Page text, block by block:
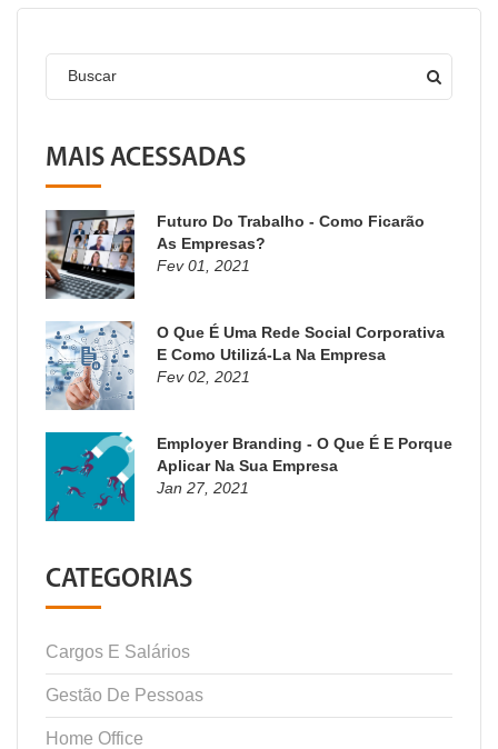
Buscar
MAIS ACESSADAS
Futuro Do Trabalho - Como Ficarão
As Empresas?
Fev 01, 2021
O Que É Uma Rede Social Corporativa
E Como Utilizá-La Na Empresa
Fev 02, 2021
Employer Branding - O Que É E Porque
Aplicar Na Sua Empresa
Jan 27, 2021
CATEGORIAS
Cargos E Salários
Gestão De Pessoas
Home Office